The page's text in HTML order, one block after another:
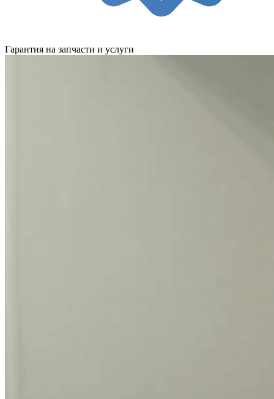
Гарантия на запчасти и услуги